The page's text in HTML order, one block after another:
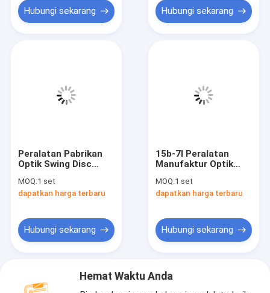
Hubungi sekarang Hubungi sekarang
Peralatan Pabrikan
Optik Swing Disc
Otomatis
MOQ:1 set
dapatkan harga terbaru
Hubungi sekarang
15b-7l Peralatan
Manufaktur Optik
Penggiling Dua Sisi
MOQ:1 set
dapatkan harga terbaru
Hubungi sekarang
Hemat Waktu Anda